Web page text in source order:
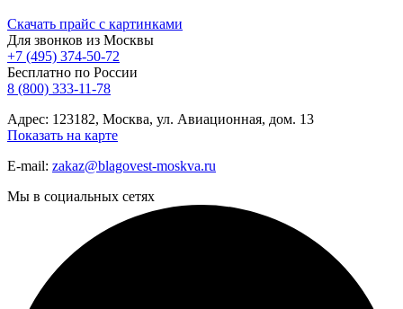
Скачать прайс с картинками
Для звонков из Москвы
+7 (495) 374-50-72
Бесплатно по России
8 (800) 333-11-78
Адрес: 123182, Москва, ул. Авиационная, дом. 13
Показать на карте
E-mail: zakaz@blagovest-moskva.ru
Мы в социальных сетях